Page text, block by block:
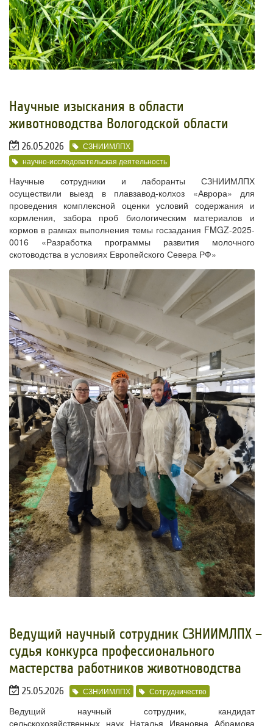
Научные изыскания в области
животноводства Вологодской области
26.05.2026
СЗНИИМЛПХ
научно-исследовательская деятельность
Научные сотрудники и лаборанты СЗНИИМЛПХ
осуществили выезд в плавзавод-колхоз «Аврора» для
проведения комплексной оценки условий содержания и
кормления, забора проб биологическим материалов и
кормов в рамках выполнения темы госзадания FMGZ-2025-
0016 «Разработка программы развития молочного
скотоводства в условиях Европейского Севера РФ»
Ведущий научный сотрудник СЗНИИМЛПХ –
судья конкурса профессионального
мастерства работников животноводства
25.05.2026 СЗНИИМЛПХ Сотрудничество
Ведущий научный сотрудник, кандидат
сельскохозяйственных наук Наталья Ивановна Абрамова